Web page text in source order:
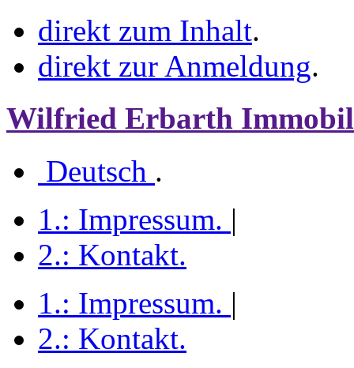
direkt zum Inhalt.
direkt zur Anmeldung.
Wilfried Erbarth
Deutsch .
1.: Impressum. |
2.: Kontakt.
1.: Impressum. |
2.: Kontakt.